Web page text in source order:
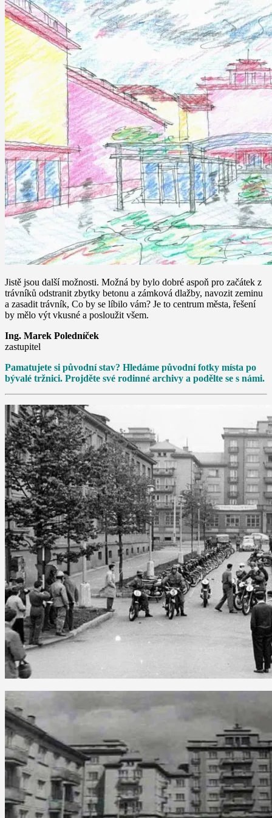
Jistě jsou další možnosti. Možná by bylo dobré aspoň pro začátek z
trávníků odstranit zbytky betonu a zámková dlažby, navozit zeminu
a zasadit trávník, Co by se líbilo vám? Je to centrum města, řešení
by mělo výt vkusné a posloužit všem.
Ing. Marek Poledníček
zastupitel
Pamatujete si původní stav? Hledáme původní fotky místa po
bývalé tržnici. Projděte své rodinné archivy a podělte se s námi.